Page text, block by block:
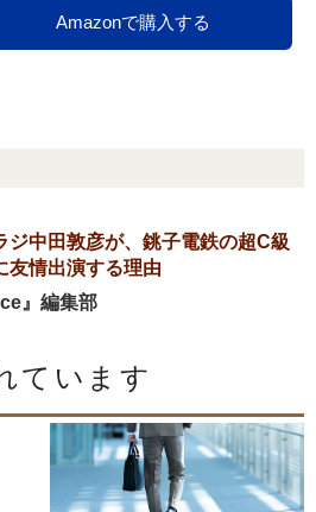
Amazonで購入する
ジ中田敦彦が、銚子電鉄の超C級
友情出演する理由
』編集部
ています